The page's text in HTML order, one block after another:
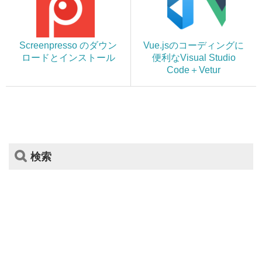
Screenpresso のダウン
ロードとインストール
Vue.jsのコーディングに
便利なVisual Studio
Code＋Vetur
検索